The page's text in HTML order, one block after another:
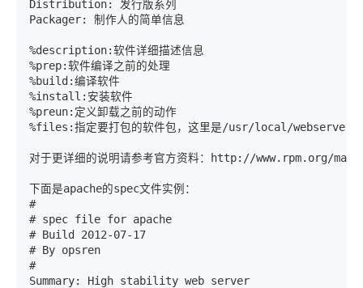
Distribution: 发行版系列
Packager: 制作人的简单信息
%description:软件详细描述信息
%prep:软件编译之前的处理
%build:编译软件
%install:安装软件
%preun:定义卸载之前的动作
%files:指定要打包的软件包，这里是/usr/local/
对于更详细的说明请参考官方资料：http://www.rpm.org/
下面是apache的spec文件实例：
#
# spec file for apache
# Build 2012-07-17
# By opsren
#
Summary: High stability web server